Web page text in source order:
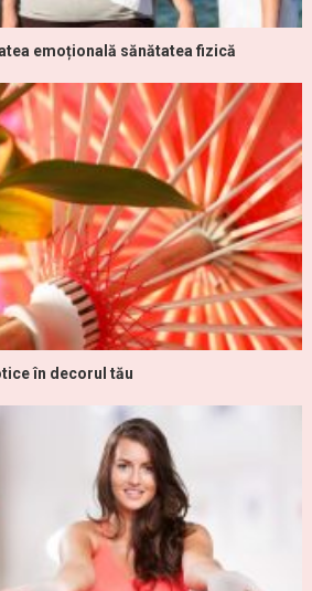
emoțională sănătatea fizică
în decorul tău